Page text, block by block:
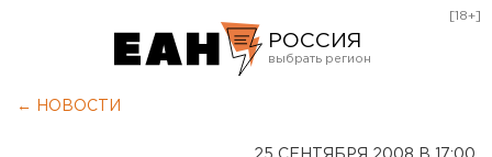
РОССИЯ
[18+]
← НОВОСТИ